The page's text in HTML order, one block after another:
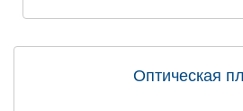
Оптическая